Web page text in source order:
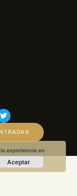
experiencia en
Aceptar